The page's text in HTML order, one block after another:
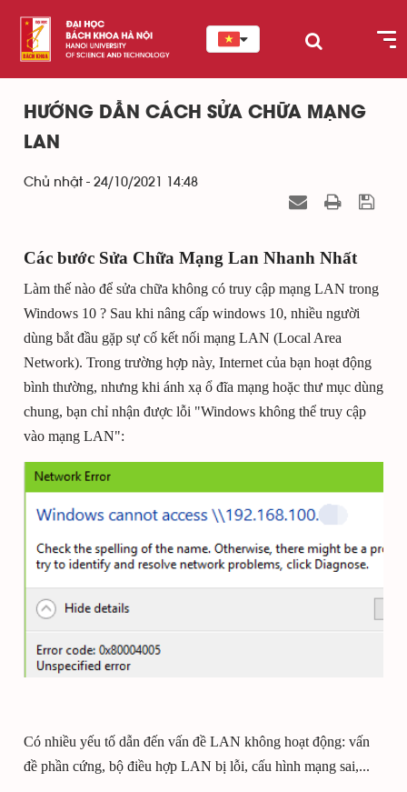
HƯỚNG DẪN CÁCH SỬA CHỮA MẠNG
LAN
Chủ nhật - 24/10/2021 14:48
Các bước Sửa Chữa Mạng Lan Nhanh Nhất
Làm thế nào để sửa chữa không có truy cập mạng LAN trong
Windows 10 ? Sau khi nâng cấp windows 10, nhiều người
dùng bắt đầu gặp sự cố kết nối mạng LAN (Local Area
Network). Trong trường hợp này, Internet của bạn hoạt động
bình thường, nhưng khi ánh xạ ổ đĩa mạng hoặc thư mục dùng
chung, bạn chỉ nhận được lỗi "Windows không thể truy cập
vào mạng LAN":
Có nhiều yếu tố dẫn đến vấn đề LAN không hoạt động: vấn
đề phần cứng, bộ điều hợp LAN bị lỗi, cấu hình mạng sai,...